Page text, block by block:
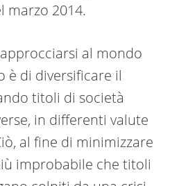
marzo 2014.
al mondo
è di diversificare il
titoli di società
in differenti valute
al fine di minimizzare
improbabile che titoli